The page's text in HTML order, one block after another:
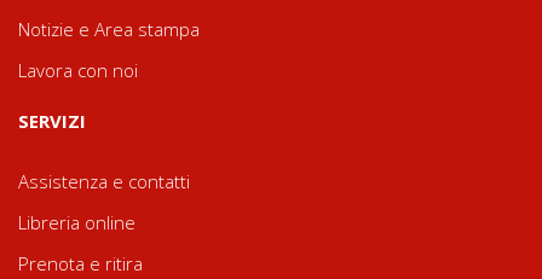
Notizie e Area stampa
Lavora con noi
SERVIZI
Assistenza e contatti
Libreria online
Prenota e ritira